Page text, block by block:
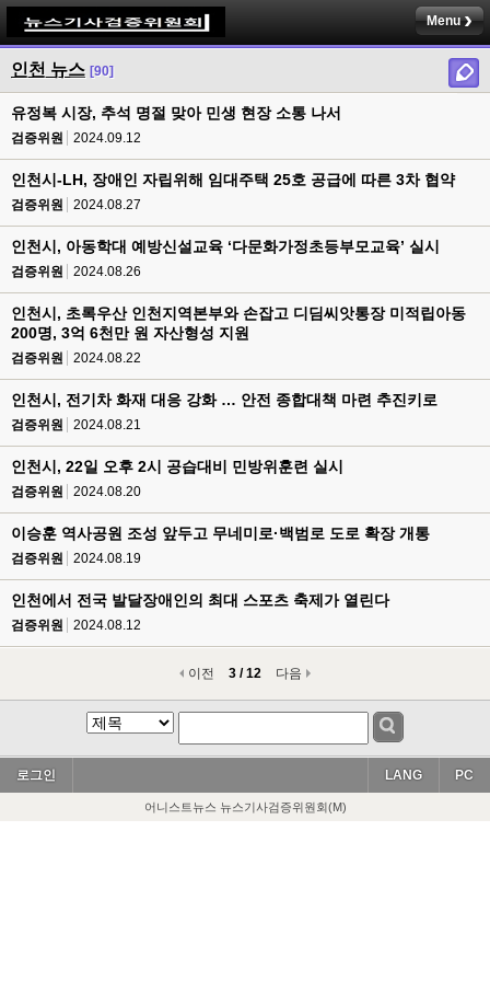
Menu
인천 뉴스 [90]
유정복 시장, 추석 명절 맞아 민생 현장 소통 나서
검증위원 2024.09.12
인천시-LH, 장애인 자립위해 임대주택 25호 공급에 따른 3차 협약
검증위원 2024.08.27
인천시, 아동학대 예방신설교육 ‘다문화가정초등부모교육’ 실시
검증위원 2024.08.26
인천시, 초록우산 인천지역본부와 손잡고 디딤씨앗통장 미적립아동
200명, 3억 6천만 원 자산형성 지원
검증위원 2024.08.22
인천시, 전기차 화재 대응 강화 … 안전 종합대책 마련 추진키로
검증위원 2024.08.21
인천시, 22일 오후 2시 공습대비 민방위훈련 실시
검증위원 2024.08.20
이승훈 역사공원 조성 앞두고 무네미로·백범로 도로 확장 개통
검증위원 2024.08.19
인천에서 전국 발달장애인의 최대 스포츠 축제가 열린다
검증위원 2024.08.12
이전 3 / 12 다음
로그인 PC
LANG
어니스트뉴스 뉴스기사검증위원회(M)